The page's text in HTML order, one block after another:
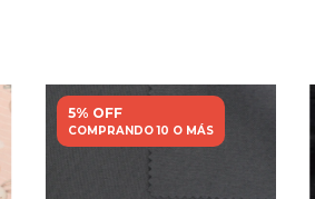
5% OFF
COMPRANDO 10 O MÁS